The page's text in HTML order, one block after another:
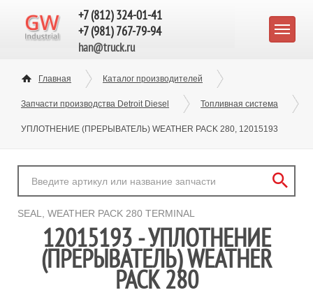
+7 (812) 324-01-41
+7 (981) 767-79-94
han@truck.ru
Главная Каталог производителей
Запчасти производства Detroit Diesel Топливная система
УПЛОТНЕНИЕ (ПРЕРЫВАТЕЛЬ) WEATHER PACK 280, 12015193
SEAL, WEATHER PACK 280 TERMINAL
12015193 - УПЛОТНЕНИЕ
(ПРЕРЫВАТЕЛЬ) WEATHER
PACK 280